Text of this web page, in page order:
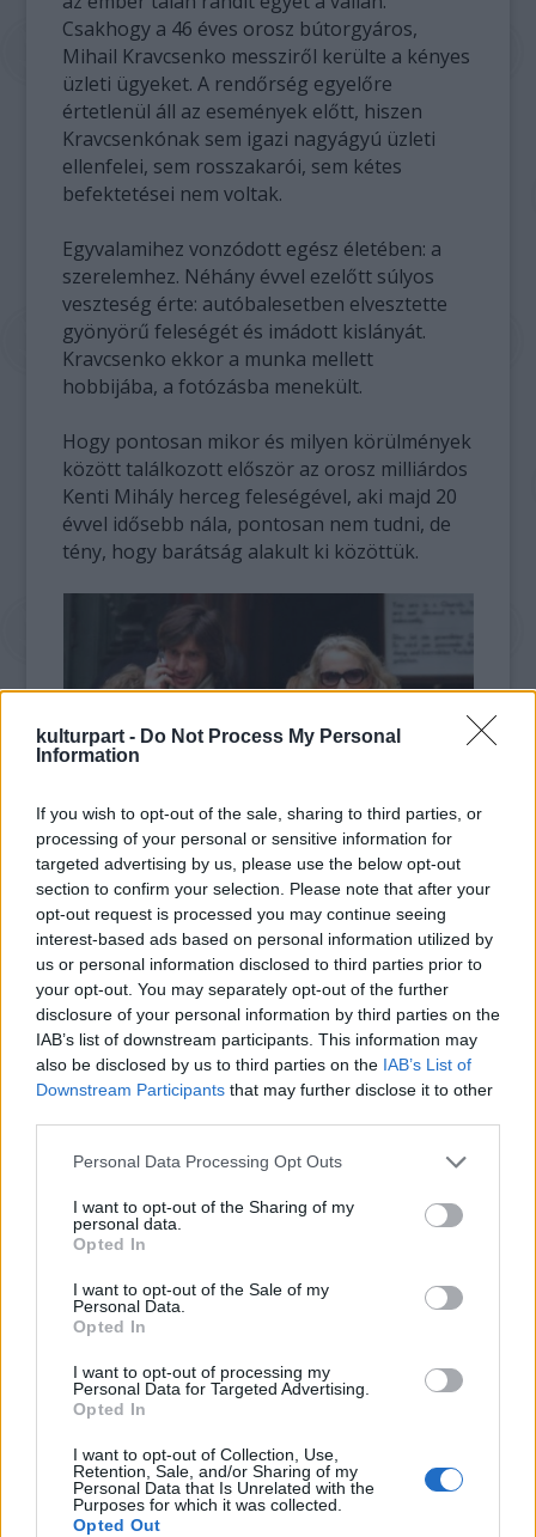
kulturpart - Do Not Process My Personal
Information
If you wish to opt-out of the sale, sharing to third parties, or
processing of your personal or sensitive information for
targeted advertising by us, please use the below opt-out
section to confirm your selection. Please note that after your
opt-out request is processed you may continue seeing
interest-based ads based on personal information utilized by
us or personal information disclosed to third parties prior to
your opt-out. You may separately opt-out of the further
disclosure of your personal information by third parties on the
IAB’s list of downstream participants. This information may
also be disclosed by us to third parties on the IAB’s List of
Downstream Participants that may further disclose it to other
Please note that this website/app uses one or more Google
not limited to your visit or usage behaviour. You may click to
grant or deny consent to Google and its third-party tags to
use your data for below specified purposes in below Google
consent section.
Personal Data Processing Opt Outs
I want to opt-out of the Sharing of my
personal data.
Opted In
I want to opt-out of the Sale of my
Personal Data.
Opted In
I want to opt-out of processing my
Personal Data for Targeted Advertising.
Opted In
I want to opt-out of Collection, Use,
Retention, Sale, and/or Sharing of my
Personal Data that Is Unrelated with the
Purposes for which it was collected.
Opted Out
Csakhogy a 46 éves orosz bútorgyáros,
Mihail Kravcsenko messziről kerülte a kényes
üzleti ügyeket. A rendőrség egyelőre
értetlenül áll az események előtt, hiszen
Kravcsenkónak sem igazi nagyágyú üzleti
ellenfelei, sem rosszakarói, sem kétes
befektetései nem voltak.
Egyvalamihez vonzódott egész életében: a
szerelemhez. Néhány évvel ezelőtt súlyos
veszteség érte: autóbalesetben elvesztette
gyönyörű feleségét és imádott kislányát.
Kravcsenko ekkor a munka mellett
hobbijába, a fotózásba menekült.
Hogy pontosan mikor és milyen körülmények
között találkozott először az orosz milliárdos
Kenti Mihály herceg feleségével, aki majd 20
évvel idősebb nála, pontosan nem tudni, de
tény, hogy barátság alakult ki közöttük.
Kravcsenko és Kent hercegnője
Ettől kezdve a kenti hercegné és Mihály
herceg gyakran mutatkozott Kravcsenko
társaságában, igen nagyra tartották a férfi
barátságát. 2006-ban egy lesifotós
megörökítette a hercegnét és Kravcsenkót,
amint kéz a kézben andalognak Velence
utcáin, gondoláznak önfeledten.
hogy a hercegné és az orosz milliárdos
között intim viszony lett volna, már nem
lehetett nem tudomást venni a tényekről.
A hét végi tragédia derült égből a
villámcsapás, fogalmazta meg Kravcsenko
legközelebbi munkatársa, hiszen semmilyen
előjel nem mutatott arra, hogy bárkinek is az
útjában lett volna a férfi. Misa nem a
felkapaszkodott milliárdosfiúk életét élte,
nem voltak testőrei, hiszen nem volt
szüksége rájuk - mondta.
A kenti hercegné és a herceg mélységes